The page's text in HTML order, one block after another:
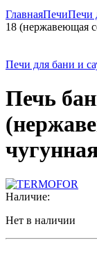
ГлавнаяПечиПечи
18 (нержавеющая
Печи для бани и
Печь
Наличие:
Нет в наличии